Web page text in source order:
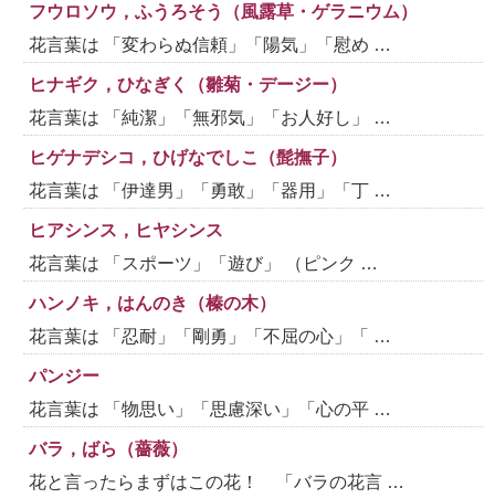
フウロソウ，ふうろそう（風露草・ゲラニウム）
花言葉は 「変わらぬ信頼」「陽気」「慰め …
ヒナギク，ひなぎく（雛菊・デージー）
花言葉は 「純潔」「無邪気」「お人好し」 …
ヒゲナデシコ，ひげなでしこ（髭撫子）
花言葉は 「伊達男」「勇敢」「器用」「丁 …
ヒアシンス，ヒヤシンス
花言葉は 「スポーツ」「遊び」 （ピンク …
ハンノキ，はんのき（榛の木）
花言葉は 「忍耐」「剛勇」「不屈の心」「 …
パンジー
花言葉は 「物思い」「思慮深い」「心の平 …
バラ，ばら（薔薇）
花と言ったらまずはこの花！ 「バラの花言 …